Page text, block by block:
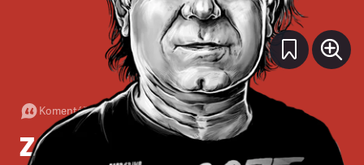
Komentář:Politika •16. 12. 2017•3minuty
Záhada tibetských vlajek